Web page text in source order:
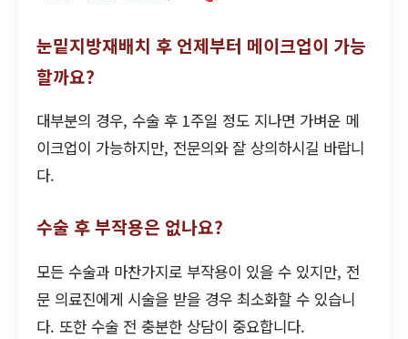
눈밑지방재배치 후 언제부터 메이크업이 가능
할까요?
대부분의 경우, 수술 후 1주일 정도 지나면 가벼운 메
이크업이 가능하지만, 전문의와 잘 상의하시길 바랍니
다.
수술 후 부작용은 없나요?
모든 수술과 마찬가지로 부작용이 있을 수 있지만, 전
문 의료진에게 시술을 받을 경우 최소화할 수 있습니
다. 또한 수술 전 충분한 상담이 중요합니다.